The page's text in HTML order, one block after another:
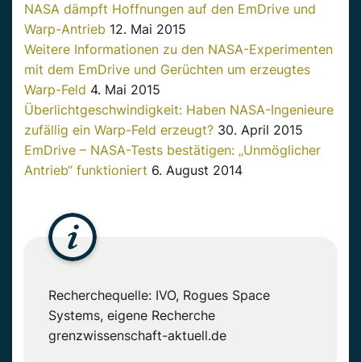
NASA dämpft Hoffnungen auf den EmDrive und
Warp-Antrieb 12. Mai 2015
Weitere Informationen zu den NASA-Experimenten
mit dem EmDrive und Gerüchten um erzeugtes
Warp-Feld 4. Mai 2015
Überlichtgeschwindigkeit: Haben NASA-Ingenieure
zufällig ein Warp-Feld erzeugt? 30. April 2015
EmDrive – NASA-Tests bestätigen: „Unmöglicher
Antrieb“ funktioniert 6. August 2014
Recherchequelle: IVO, Rogues Space
Systems, eigene Recherche
grenzwissenschaft-aktuell.de